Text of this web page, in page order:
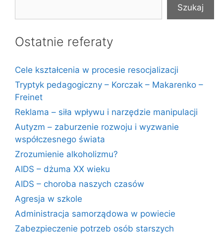
Szukaj
Ostatnie referaty
Cele kształcenia w procesie resocjalizacji
Tryptyk pedagogiczny – Korczak – Makarenko –
Freinet
Reklama – siła wpływu i narzędzie manipulacji
Autyzm – zaburzenie rozwoju i wyzwanie
współczesnego świata
Zrozumienie alkoholizmu?
AIDS – dżuma XX wieku
AIDS – choroba naszych czasów
Agresja w szkole
Administracja samorządowa w powiecie
Zabezpieczenie potrzeb osób starszych